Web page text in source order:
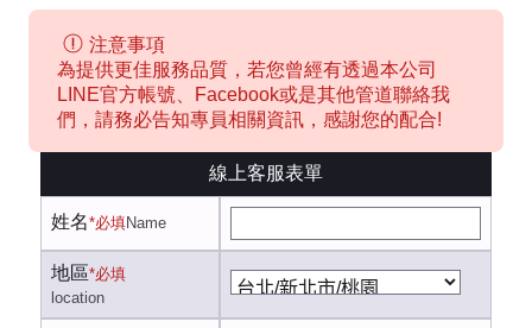
注意事項
為提供更佳服務品質，若您曾經有透過本公司
LINE官方帳號、Facebook或是其他管道聯絡我
們，請務必告知專員相關資訊，感謝您的配合!
線上客服表單
姓名*必填Name
地區*必填
location